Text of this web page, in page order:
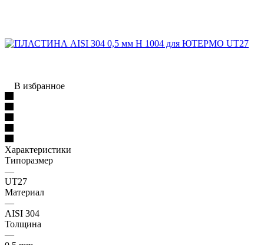
В избранное
Характеристики
Типоразмер
—
UT27
Материал
—
AISI 304
Толщина
—